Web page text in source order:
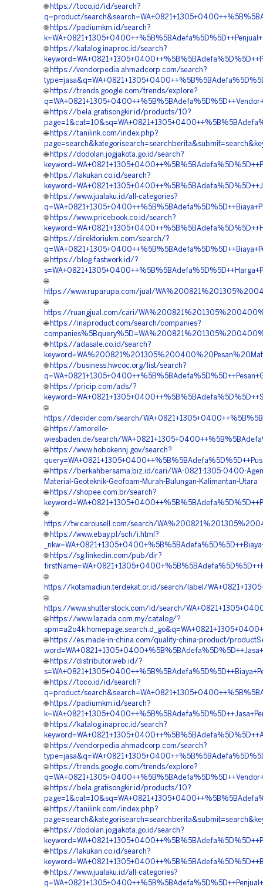
🌐 https://toco.id/id/search?
q=product/
🌐 https://padiumkm.id/search?
🌐 https://katalog.inaproc.id/search?
🌐 https://vendorpedia.ahmadcorp.com/search?
🌐 https://trends.google.com/trends/explore?
🌐 https://bela.gratisongkir.id/products/10?
🌐 https://tanilink.com/index.php?
🌐 https://dodolan.jogjakota.go.id/search?
🌐 https://lakukan.co.id/search?
🌐 https://www.jualaku.id/all-categories?
🌐 https://www.pricebook.co.id/search?
🌐 https://direktoriukm.com/search/?
🌐 https://blog.fastwork.id/?
🌐
https://www.ruparupa.com/jual/
🌐
https://ruangjual.com/cari/
🌐 https://inaproduct.com/search/companies?
🌐 https://adasale.co.id/search?
🌐 https://business.hwcoc.org/list/search?
🌐 https://pricip.com/ads/?
🌐
https://decider.com/search/
🌐 https://amorello-
wiesbaden.de/search/
🌐 https://www.hobokennj.gov/search?
🌐 https://berkahbersama.biz.id/cari/WA-0821-1305-0400-
Material-Geoteknik-Geofoam-Murah-Bulungan-Kalimantan-Utara
🌐 https://shopee.com.br/search?
🌐
https://tw.carousell.com/search/
🌐 https://www.ebay.pl/sch/i.html?
🌐 https://sg.linkedin.com/pub/dir?
🌐
https://kotamadiun.terdekat.or.id/search/label/
🌐
https://www.shutterstock.com/id/search/
🌐 https://www.lazada.com.my/catalog/?
🌐 https://es.made-in-china.com/quality-china-product/
🌐 https://distributor.web.id/?
🌐 https://toco.id/id/search?
q=product/
🌐 https://padiumkm.id/search?
🌐 https://katalog.inaproc.id/search?
🌐 https://vendorpedia.ahmadcorp.com/search?
🌐 https://trends.google.com/trends/explore?
🌐 https://bela.gratisongkir.id/products/10?
🌐 https://tanilink.com/index.php?
🌐 https://dodolan.jogjakota.go.id/search?
🌐 https://lakukan.co.id/search?
🌐 https://www.jualaku.id/all-categories?